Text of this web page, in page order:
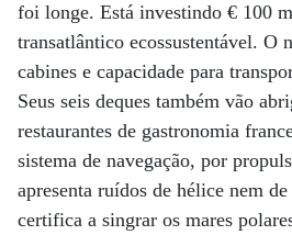
foi longe. Está investindo € 100
transatlântico ecossustentável. O
cabines e capacidade para
Seus seis deques também vão
restaurantes de gastronomia
sistema de navegação, por
apresenta ruídos de hélice nem
certifica a singrar os mares